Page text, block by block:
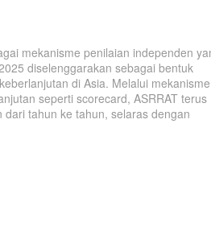
mekanisme penilaian independen
diselenggarakan sebagai bentuk
di Asia. Melalui mekanisme
seperti scorecard, ASRRAT terus
tahun ke tahun, selaras dengan